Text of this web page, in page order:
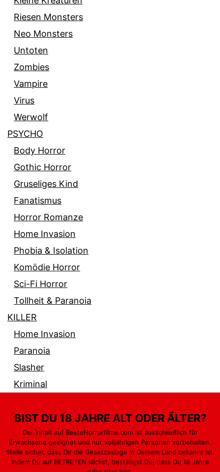
Riesen Monsters
Neo Monsters
Untoten
Zombies
Vampire
Virus
Werwolf
PSYCHO
Body Horror
Gothic Horror
Gruseliges Kind
Fanatismus
Horror Romanze
Home Invasion
Phobia & Isolation
Komödie Horror
Sci-Fi Horror
Tollheit & Paranoia
KILLER
Home Invasion
Paranoia
Slasher
Kriminal
PARANORMAL GEWALT & BLUT MONSTER
BIST DU 18 JAHRE ALT ODER ÄLTER?
Der Inhalt auf BesteHorrorfilme.com ist ausschließlich für
Erwachsene geeignet und nur volljährigen Personen vorbehalten.
Stelle sicher, dass Dir die Gesetzeslage in Deinem Land bekannt ist.
Indem Du auf BETRETEN klickst, bestätigst Du, dass Du 18 Jahre